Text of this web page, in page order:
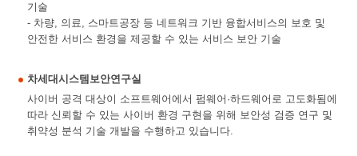
기술
- 차량, 의료, 스마트공장 등 네트워크 기반 융합서비스의 보호 및
안전한 서비스 환경을 제공할 수 있는 서비스 보안 기술
차세대시스템보안연구실
사이버 공격 대상이 소프트웨어에서 펌웨어·하드웨어로 고도화됨에
따라 신뢰할 수 있는 사이버 환경 구현을 위해 보안성 검증 연구 및
취약성 분석 기술 개발을 수행하고 있습니다.